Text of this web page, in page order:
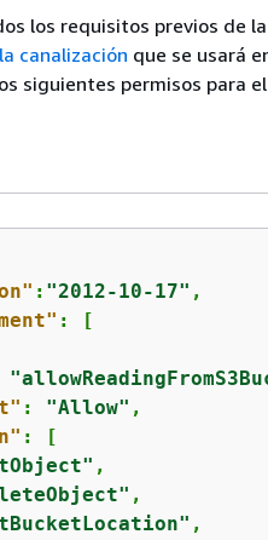
los requisitos previos de
canalización que se usará
siguientes permisos para
: "2012-10-17" ,
: [
: "Allow" ,
: [
,
,
,